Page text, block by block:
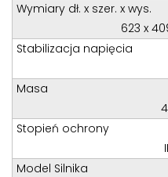
Tel: 32 275 32 26
Kom:+48 605 910
Wymiary dł. x szer. x wys.
623 x
Stabilizacja napięcia
Masa
Stopień ochrony
Model Silnika